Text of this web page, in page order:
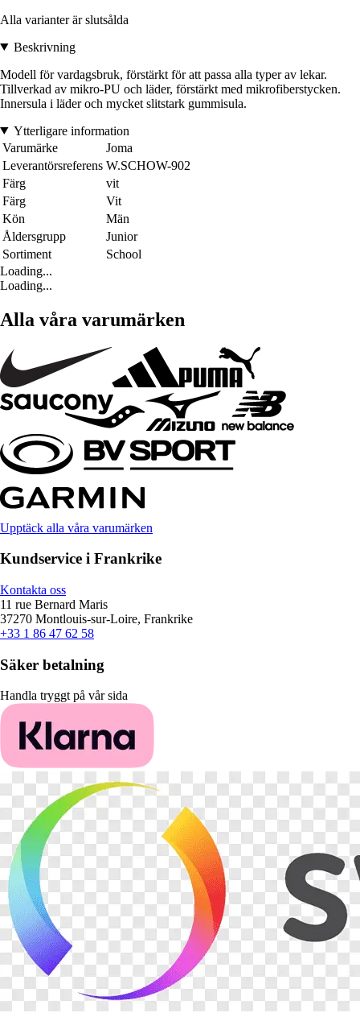
Alla varianter är slutsålda
Beskrivning
Modell för vardagsbruk, förstärkt för att passa alla typer av lekar.
Tillverkad av mikro-PU och läder, förstärkt med mikrofiberstycken.
Innersula i läder och mycket slitstark gummisula.
Ytterligare information
Varumärke
Joma
Leverantörsreferens W.SCHOW-902
Färg
vit
Färg
Vit
Kön
Män
Åldersgrupp
Junior
Sortiment
School
Loading...
Loading...
Alla våra varumärken
Upptäck alla våra varumärken
Kundservice i Frankrike
Kontakta oss
11 rue Bernard Maris
37270 Montlouis-sur-Loire, Frankrike
+33 1 86 47 62 58
Säker betalning
Handla tryggt på vår sida